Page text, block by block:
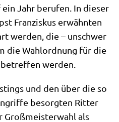
Jahr beru­fen. In die­ser
Fran­zis­kus erwähn­ten
wer­den, die – unschwer
die Wahl­ord­nung für die
werden.
und den über die so
besorg­ten Rit­ter
Groß­mei­ster­wahl als